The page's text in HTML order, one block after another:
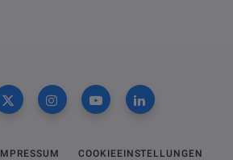
COOKIEEINSTELLUNGEN